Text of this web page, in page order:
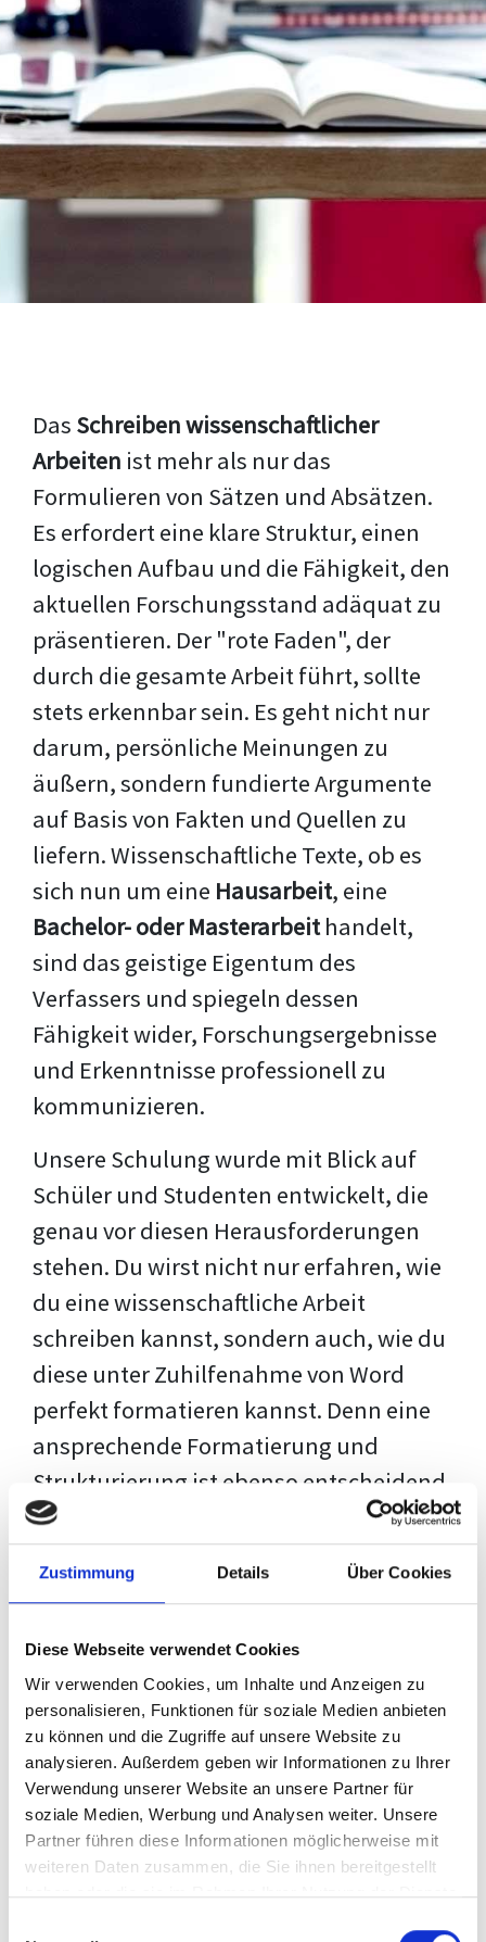
Zustimmung Details Über Cookies
Diese Webseite verwendet Cookies
Wir verwenden Cookies, um Inhalte und Anzeigen zu
personalisieren, Funktionen für soziale Medien anbieten
zu können und die Zugriffe auf unsere Website zu
analysieren. Außerdem geben wir Informationen zu Ihrer
Verwendung unserer Website an unsere Partner für
soziale Medien, Werbung und Analysen weiter. Unsere
Partner führen diese Informationen möglicherweise mit
weiteren Daten zusammen, die Sie ihnen bereitgestellt
haben oder die sie im Rahmen Ihrer Nutzung der Dienste
Das Schreiben wissenschaftlicher
Arbeiten ist mehr als nur das
Formulieren von Sätzen und Absätzen.
Es erfordert eine klare Struktur, einen
logischen Aufbau und die Fähigkeit, den
aktuellen Forschungsstand adäquat zu
präsentieren. Der "rote Faden", der
durch die gesamte Arbeit führt, sollte
stets erkennbar sein. Es geht nicht nur
darum, persönliche Meinungen zu
äußern, sondern fundierte Argumente
auf Basis von Fakten und Quellen zu
liefern. Wissenschaftliche Texte, ob es
sich nun um eine Hausarbeit, eine
Bachelor- oder Masterarbeithandelt,
sind das geistige Eigentum des
Verfassers und spiegeln dessen
Fähigkeit wider, Forschungsergebnisse
und Erkenntnisse professionell zu
kommunizieren.
Unsere Schulung wurde mit Blick auf
Schüler und Studenten entwickelt, die
genau vor diesen Herausforderungen
stehen. Du wirst nicht nur erfahren, wie
du eine wissenschaftliche Arbeit
schreiben kannst, sondern auch, wie du
diese unter Zuhilfenahme von Word
perfekt formatieren kannst. Denn eine
ansprechende Formatierung und
Strukturierung ist ebenso entscheidend
wie der Inhalt selbst. Jeder Prüfer hat
eigene Erwartungen, und unsere
Schulung ist so konzipiert, dass sie dir
deiner individuellen Vorlage zeigt,
anstatt eine Einheitslösung zu bieten.
Der Prozess des wissenschaftlichen
Schreibens kann ohne das richtige
Wissen eine große Herausforderung
darstellen. Jedoch, ausgestattet mit
denTechniken und Strategiendieses
Kurses, wird die Formatierung deiner